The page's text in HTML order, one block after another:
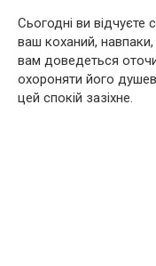
Сьогодні ви
ваш коханий,
вам доведеться
охороняти його
цей спокій зазіхне.